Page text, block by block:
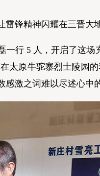
锋精神闪耀在三晋大地
5 人，开启了这场
太原牛驼寨烈士陵园
激之词难以尽述心中